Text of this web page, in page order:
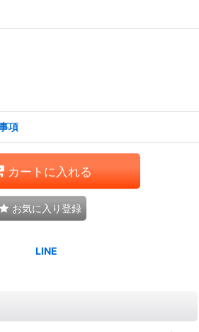
項
カートに入れる
お気に入り登録